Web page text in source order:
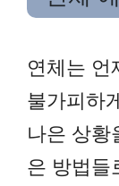
연체는 언
불가피하
나은 상황
은 방법들